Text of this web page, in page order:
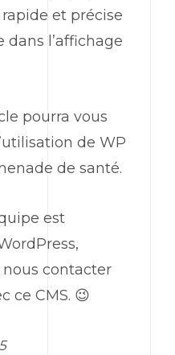
et précise
dans l’affichage
pourra vous
de WP
de santé.
est
,
nous contacter
ce CMS. 😉